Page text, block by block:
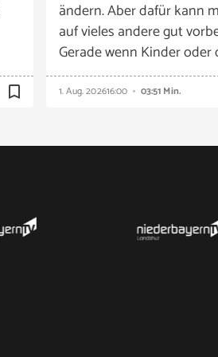
bookmark_border
ändern. Aber dafür kann
auf vieles andere gut
Gerade wenn Kinder oder
1. Aug. 202616:00 03:51 Min.